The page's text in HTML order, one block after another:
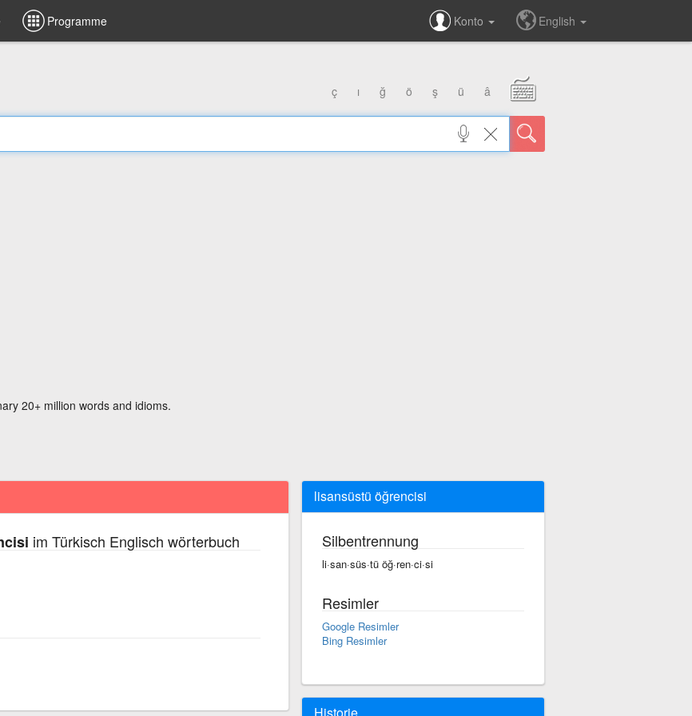
Programme Konto English
ç ı ğ ö ş ü â
20+ million words and idioms.
im Türkisch Englisch wörterbuch
lisansüstü öğrencisi
Silbentrennung
li·san·süs·tü öğ·ren·ci·si
Resimler
Google Resimler
Bing Resimler
Historie